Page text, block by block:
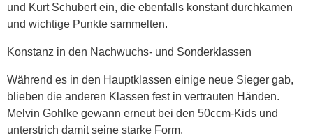
und Kurt Schubert ein, die ebenfalls konstant durchkamen
und wichtige Punkte sammelten.
Konstanz in den Nachwuchs- und Sonderklassen
Während es in den Hauptklassen einige neue Sieger gab,
blieben die anderen Klassen fest in vertrauten Händen.
Melvin Gohlke gewann erneut bei den 50ccm-Kids und
unterstrich damit seine starke Form.